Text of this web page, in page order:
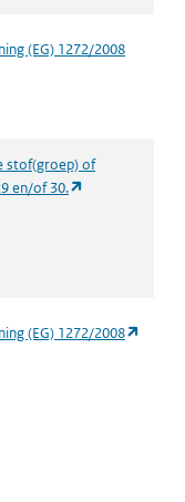
(EG) 1272/2008
stof(groep) of
en/of 30.
(EG) 1272/2008